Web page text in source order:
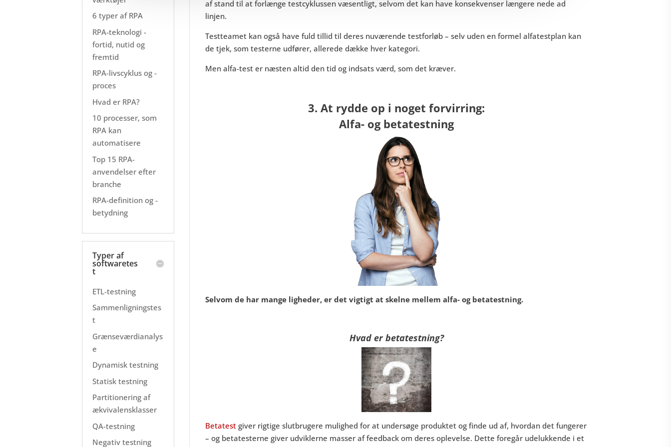
af stand til at forlænge testcyklussen væsentligt, selvom det kan have konsekvenser længere nede ad
linjen.
Testteamet kan også have fuld tillid til deres nuværende testforløb – selv uden en formel alfatestplan kan
de tjek, som testerne udfører, allerede dække hver kategori.
Men alfa-test er næsten altid den tid og indsats værd, som det kræver.
3. At rydde op i noget forvirring:
Alfa- og betatestning
Selvom de har mange ligheder, er det vigtigt at skelne mellem alfa- og betatestning.
Hvad er betatestning?
Betatest giver rigtige slutbrugere mulighed for at undersøge produktet og finde ud af, hvordan det fungerer
– og betatesterne giver udviklerne masser af feedback om deres oplevelse. Dette foregår udelukkende i et
6 typer af RPA
RPA-teknologi -
fortid, nutid og
fremtid
RPA-livscyklus og -
proces
Hvad er RPA?
10 processer, som
RPA kan
automatisere
Top 15 RPA-
anvendelser efter
branche
RPA-definition og -
betydning
Typer af
softwaretes
t
ETL-testning
Sammenligningstes
t
Grænseværdianalys
e
Dynamisk testning
Statisk testning
Partitionering af
ækvivalensklasser
QA-testning
Negativ testning